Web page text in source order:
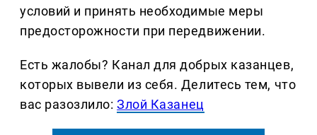
условий и принять необходимые меры
предосторожности при передвижении.
Есть жалобы? Канал для добрых казанцев,
которых вывели из себя. Делитеcь тем, что
вас разозлило:Злой Казанец